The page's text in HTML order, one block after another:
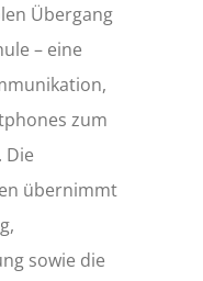
Übergang
– eine
zum
Die
übernimmt
sowie die